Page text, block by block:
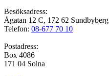
Besöksadress:
Ågatan 12 C, 172 62 Sundbyberg
Telefon: 08-677 70 10
Postadress:
Box 4086
171 04 Solna